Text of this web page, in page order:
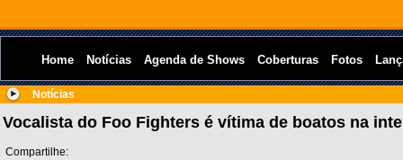
Home Notícias Agenda de Shows Coberturas Fotos
Notícias
Vocalista do Foo Fighters é vítima de boatos na
Compartilhe: